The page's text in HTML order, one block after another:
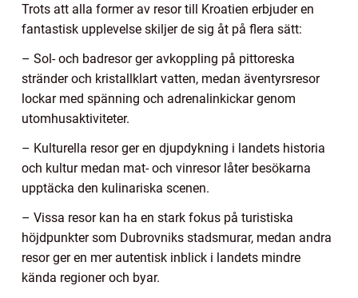
Trots att alla former av resor till Kroatien erbjuder en
fantastisk upplevelse skiljer de sig åt på flera sätt:
– Sol- och badresor ger avkoppling på pittoreska
stränder och kristallklart vatten, medan äventyrsresor
lockar med spänning och adrenalinkickar genom
utomhusaktiviteter.
– Kulturella resor ger en djupdykning i landets historia
och kultur medan mat- och vinresor låter besökarna
upptäcka den kulinariska scenen.
– Vissa resor kan ha en stark fokus på turistiska
höjdpunkter som Dubrovniks stadsmurar, medan andra
resor ger en mer autentisk inblick i landets mindre
kända regioner och byar.